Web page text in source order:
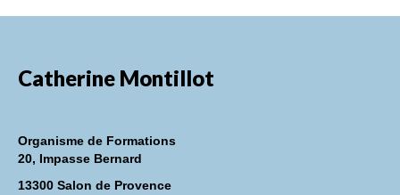
Catherine Montillot
Organisme de Formations
20, Impasse Bernard
13300 Salon de Provence